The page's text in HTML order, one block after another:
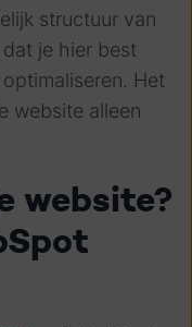
structuur van
je hier best
Het
website alleen
website?